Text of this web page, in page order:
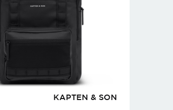
KAPTEN & SON